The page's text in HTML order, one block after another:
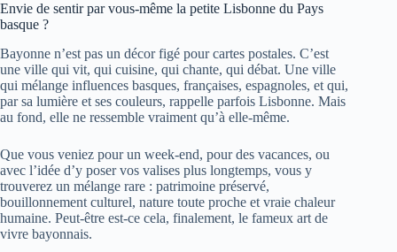
Envie de sentir par vous-même la petite Lisbonne du Pays
basque ?
Bayonne n’est pas un décor figé pour cartes postales. C’est
une ville qui vit, qui cuisine, qui chante, qui débat. Une ville
qui mélange influences basques, françaises, espagnoles, et qui,
par sa lumière et ses couleurs, rappelle parfois Lisbonne. Mais
au fond, elle ne ressemble vraiment qu’à elle-même.
Que vous veniez pour un week-end, pour des vacances, ou
avec l’idée d’y poser vos valises plus longtemps, vous y
trouverez un mélange rare : patrimoine préservé,
bouillonnement culturel, nature toute proche et vraie chaleur
humaine. Peut-être est-ce cela, finalement, le fameux art de
vivre bayonnais.